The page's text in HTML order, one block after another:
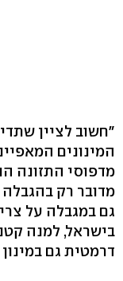
"חשוב לציין
המינונים
מדפוסי התזונה
מדובר רק
גם במגבלה על
בישראל, למנה
דרמטית גם